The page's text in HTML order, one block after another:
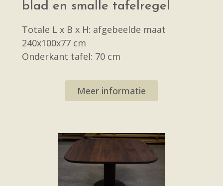
blad en smalle tafelregel
Totale L x B x H: afgebeelde maat
240x100x77 cm
Onderkant tafel: 70 cm
Meer informatie